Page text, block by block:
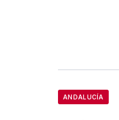
ANDALUCÍA